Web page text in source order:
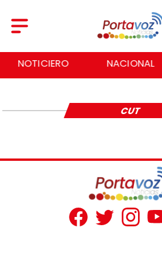
NOTICIERO NACIONAL
CUT